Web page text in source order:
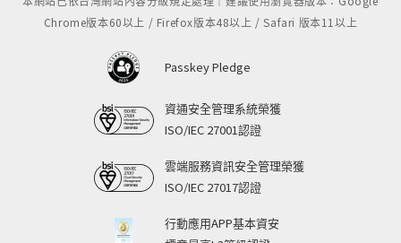
Chrome版本60以上 / Firefox版本48以上 / Safari 版本11以上
Passkey Pledge
資通安全管理系統榮獲
ISO/IEC 27001認證
雲端服務資訊安全管理榮獲
ISO/IEC 27017認證
行動應用APP基本資安